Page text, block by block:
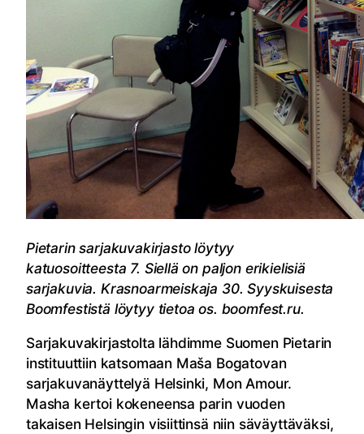
Pietarin sarjakuvakirjasto löytyy
katuosoitteesta 7. Siellä on paljon erikielisiä
sarjakuvia. Krasnoarmeiskaja 30. Syyskuisesta
Boomfestistä löytyy tietoa os. boomfest.ru.
Sarjakuvakirjastolta lähdimme Suomen Pietarin
instituuttiin katsomaan Maša Bogatovan
sarjakuvanäyttelyä Helsinki, Mon Amour.
Masha kertoi kokeneensa parin vuoden
takaisen Helsingin visiittinsä niin säväyttäväksi,